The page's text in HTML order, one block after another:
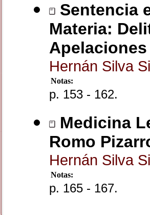
Sentencia
Materia:
Hernán Silva
Notas:
p. 153 - 162.
Medicina
Romo
Hernán Silva
Notas:
p. 165 - 167.